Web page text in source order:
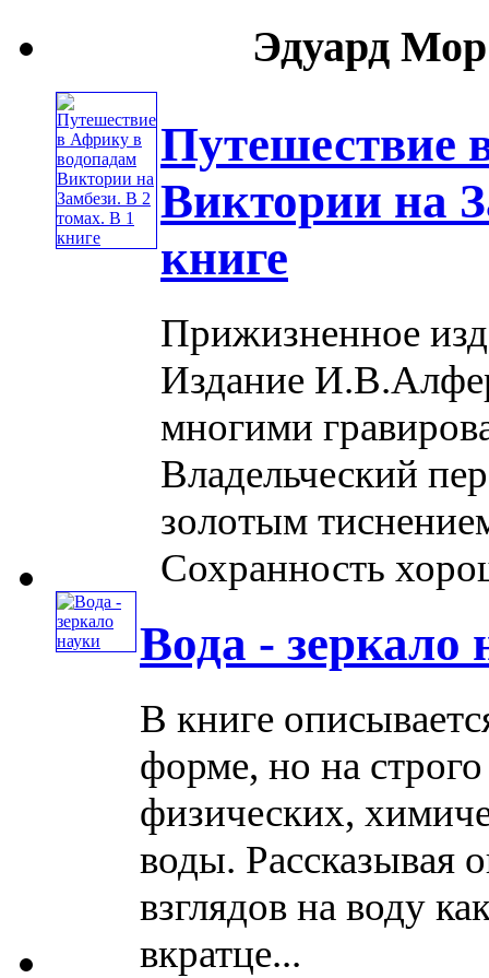
Эдуард
Путешествие
Виктории на
книге
Прижизненное
Издание
многими
Владельческий
золотым
Сохранность
Вода - зеркало
В книге
форме, но на
физических,
воды. Рассказывая
взглядов на воду
вкратце...